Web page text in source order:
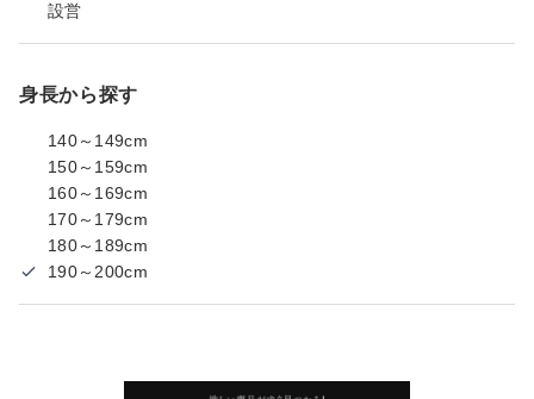
設営
身長から探す
140～149cm
150～159cm
160～169cm
170～179cm
180～189cm
190～200cm